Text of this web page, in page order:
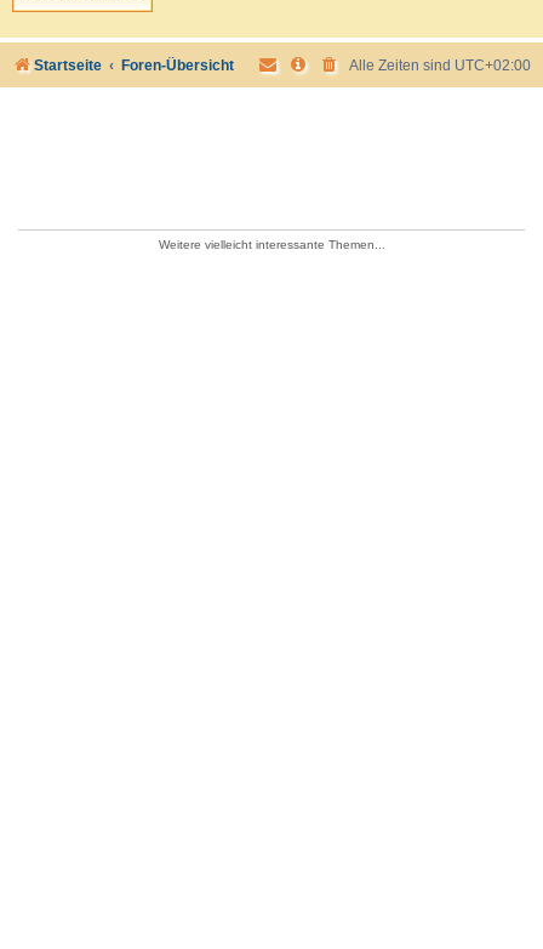
Startseite Foren-Übersicht Alle Zeiten sind UTC+02:00
Weitere vielleicht interessante Themen...